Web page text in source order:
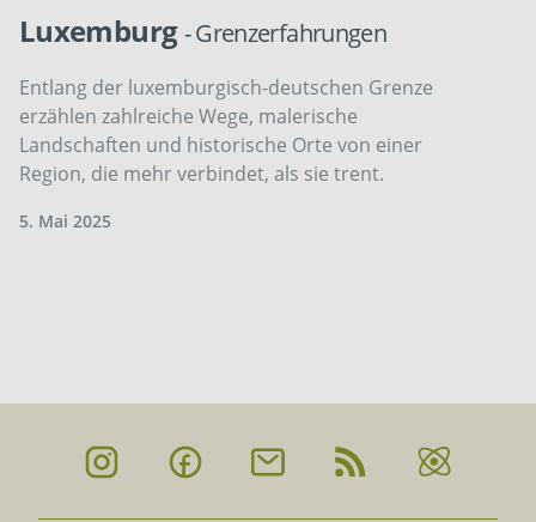
Luxemburg- Grenzerfahrungen
Entlang der luxemburgisch-deutschen Grenze
erzählen zahlreiche Wege, malerische
Landschaften und historische Orte von einer
Region, die mehr verbindet, als sie trent.
5. Mai 2025